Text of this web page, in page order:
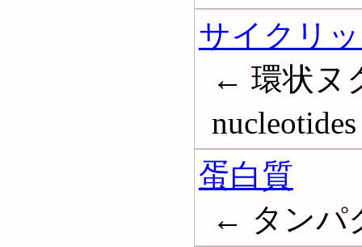
サイクリ
← 環状ヌ
nucleotides
蛋白質
← タンパ